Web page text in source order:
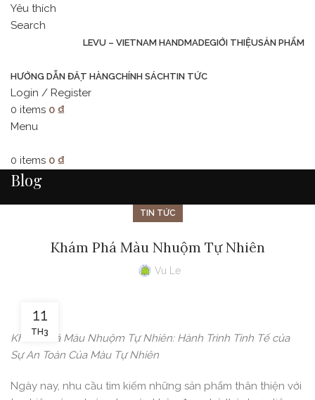
Yêu thích
Search
LEVU – VIETNAM HANDMADEGIỚI THIỆUSẢN PHẨM
HƯỚNG DẪN ĐẶT HÀNGCHÍNH SÁCHTIN TỨC
Login / Register
0 items 0 ₫
Menu
0 items 0 ₫
Blog
TIN TỨC
Khám Phá Màu Nhuộm Tự Nhiên
Vu Le
11
TH3
Khám Phá Màu Nhuộm Tự Nhiên: Hành Trình Tinh Tế của
Sự An Toàn Của Màu Tự Nhiên
Ngày nay, nhu cầu tìm kiếm những sản phẩm thân thiện với